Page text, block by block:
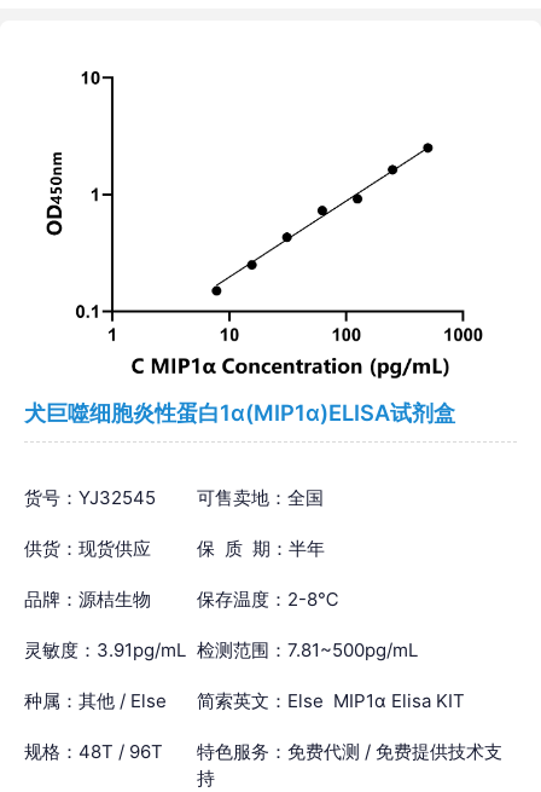
犬巨噬细胞炎性蛋白1α(MIP1α)ELISA试剂盒
货号：YJ32545 可售卖地：全国
供货：现货供应 保 质 期：半年
品牌：源桔生物 保存温度：2-8℃
灵敏度：3.91pg/mL 检测范围：7.81~500pg/mL
种属：其他 / Else 简索英文：Else MIP1α Elisa KIT
规格：48T / 96T
特色服务：免费代测 / 免费提供技术支
持